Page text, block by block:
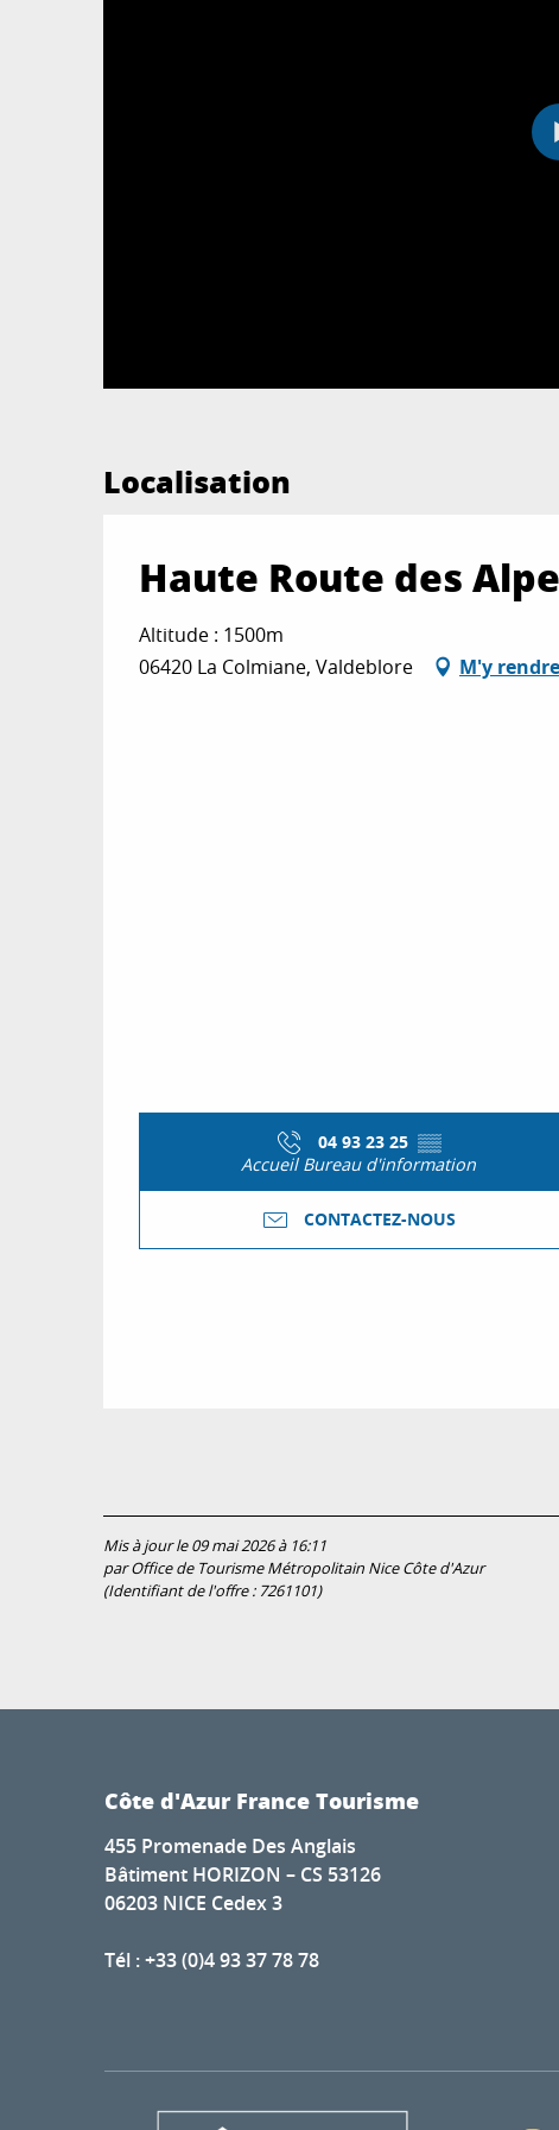
Localisation
Haute Route des
Altitude : 1500m
06420 La Colmiane, Valdeblore
M'y rendre
04 93 23 25 ▒▒
Accueil Bureau d'information
CONTACTEZ-NOUS
Mis à jour le 09 mai 2026 à 16:11
par Office de Tourisme Métropolitain Nice Côte d'Azur
(Identifiant de l'offre : 7261101)
Côte d'Azur France Tourisme
455 Promenade Des Anglais
Bâtiment HORIZON – CS 53126
06203 NICE Cedex 3
Tél : +33 (0)4 93 37 78 78